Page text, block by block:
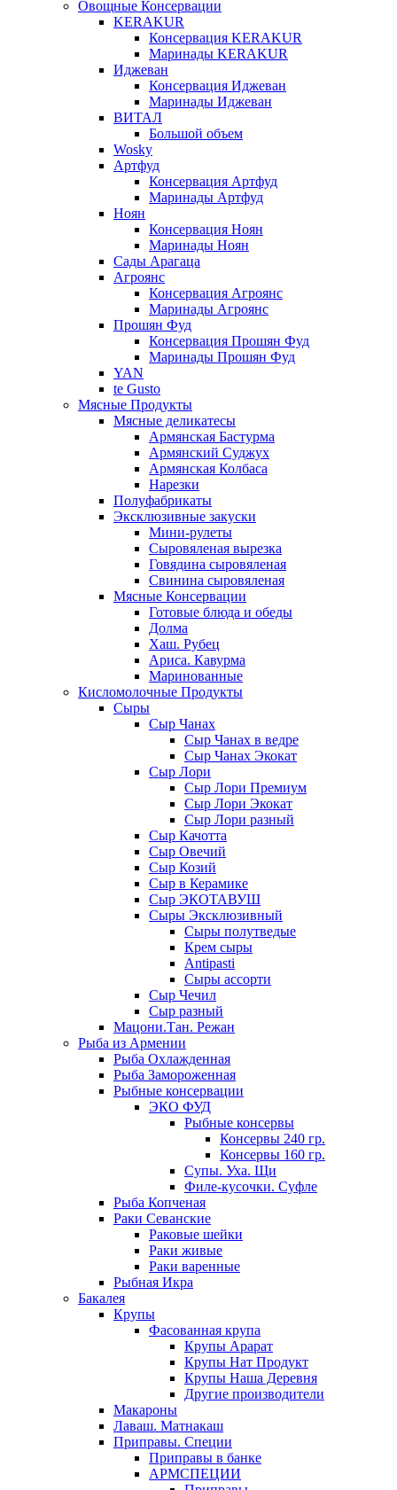
Овощные Консервации
KERAKUR
Консервация KERAKUR
Маринады KERAKUR
Иджеван
Консервация Иджеван
Маринады Иджеван
ВИТАЛ
Большой объем
Wosky
Артфуд
Консервация Артфуд
Маринады Артфуд
Ноян
Консервация Ноян
Маринады Ноян
Сады Арагаца
Агроянс
Консервация Агроянс
Маринады Агроянс
Прошян Фуд
Консервация Прошян Фуд
Маринады Прошян Фуд
YAN
te Gusto
Мясные Продукты
Мясные деликатесы
Армянская Бастурма
Армянский Суджух
Армянская Колбаса
Нарезки
Полуфабрикаты
Эксклюзивные закуски
Мини-рулеты
Сыровяленая вырезка
Говядина сыровяленая
Свинина сыровяленая
Мясные Консервации
Готовые блюда и обеды
Долма
Хаш. Рубец
Ариса. Кавурма
Маринованные
Кисломолочные Продукты
Сыры
Сыр Чанах
Сыр Чанах в ведре
Сыр Чанах Экокат
Сыр Лори
Сыр Лори Премиум
Сыр Лори Экокат
Сыр Лори разный
Сыр Качотта
Сыр Овечий
Сыр Козий
Сыр в Керамике
Сыр ЭКОТАВУШ
Сыры Эксклюзивный
Сыры полутведые
Крем сыры
Antipasti
Сыры ассорти
Сыр Чечил
Сыр разный
Мацони.Тан. Режан
Рыба из Армении
Рыба Охлажденная
Рыба Замороженная
Рыбные консервации
ЭКО ФУД
Рыбные консервы
Консервы 240 гр.
Консервы 160 гр.
Супы. Уха. Щи
Филе-кусочки. Суфле
Рыба Копченая
Раки Севанские
Раковые шейки
Раки живые
Раки варенные
Рыбная Икра
Бакалея
Крупы
Фасованная крупа
Крупы Арарат
Крупы Нат Продукт
Крупы Наша Деревня
Другие производители
Макароны
Лаваш. Матнакаш
Приправы. Специи
Приправы в банке
АРМСПЕЦИИ